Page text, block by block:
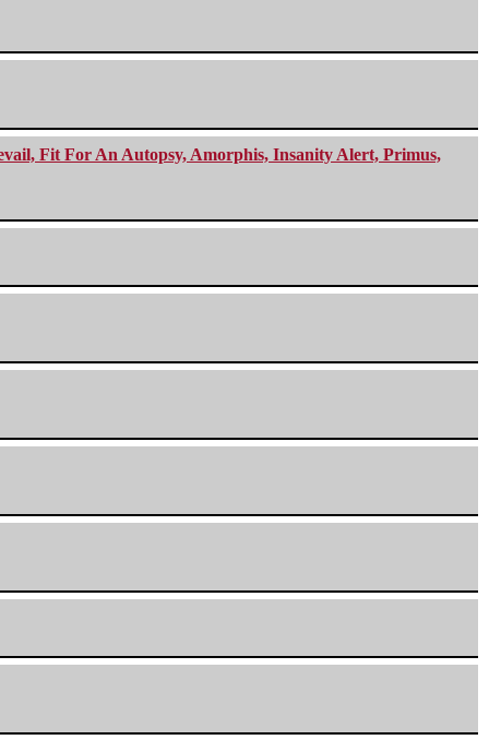
Fit For An Autopsy, Amorphis, Insanity Alert, Primus,